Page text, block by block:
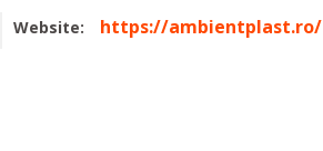
Website: https://ambientplast.ro/